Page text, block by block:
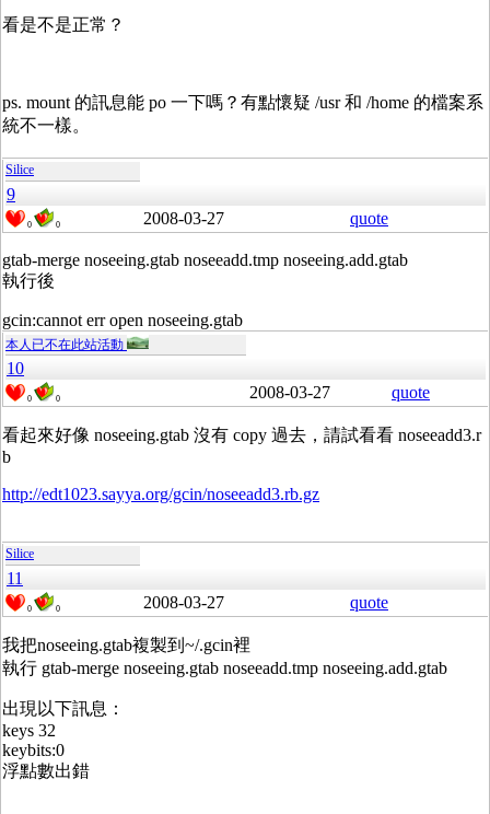
看是不是正常？
ps. mount 的訊息能 po 一下嗎？有點懷疑 /usr 和 /home 的檔案系
統不一樣。
Silice
9
0 0 2008-03-27 quote
gtab-merge noseeing.gtab noseeadd.tmp noseeing.add.gtab
執行後
gcin:cannot err open noseeing.gtab
本人已不在此站活動
10
0 0 2008-03-27 quote
看起來好像 noseeing.gtab 沒有 copy 過去，請試看看 noseeadd3.r
b
http://edt1023.sayya.org/gcin/noseeadd3.rb.gz
Silice
11
0 0 2008-03-27 quote
我把noseeing.gtab複製到~/.gcin裡
執行 gtab-merge noseeing.gtab noseeadd.tmp noseeing.add.gtab
出現以下訊息：
keys 32
keybits:0
浮點數出錯